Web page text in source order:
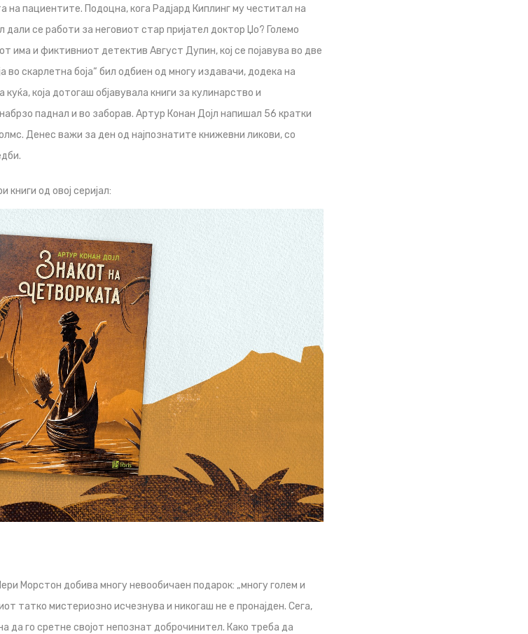
на пациентите. Подоцна, кога Радјард Киплинг му честитал на
дали се работи за неговиот стар пријател доктор Џо? Големо
има и фиктивниот детектив Август Дупин, кој се појавува во две
во скарлетна боја“ бил одбиен од многу издавачи, додека на
која дотогаш објавувала книги за кулинарство и
паднал и во заборав. Артур Конан Дојл напишал 56 кратки
Денес важи за ден од најпознатите книжевни ликови, со
од овој серијал:
Морстон добива многу невообичаен подарок: „многу голем и
татко мистериозно исчезнува и никогаш не е пронајден. Сега,
да го сретне својот непознат доброчинител. Како треба да